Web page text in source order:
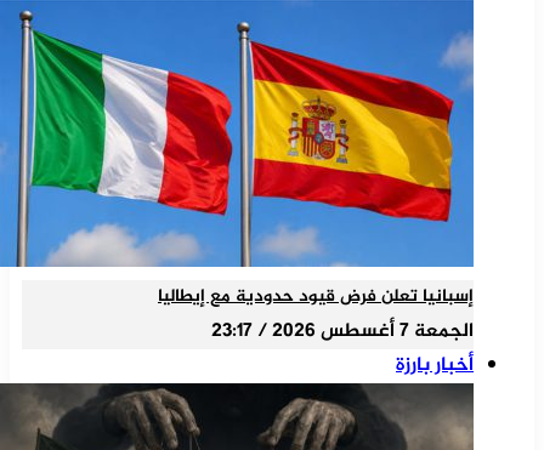
إسبانيا تعلن فرض قيود حدودية مع إيطاليا
الجمعة 7 أغسطس 2026 / 23:17
أخبار بارزة